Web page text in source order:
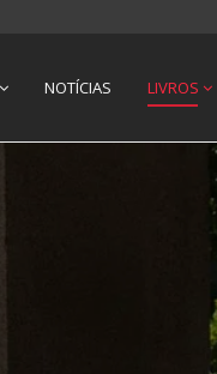
NOTÍCIAS LIVROS